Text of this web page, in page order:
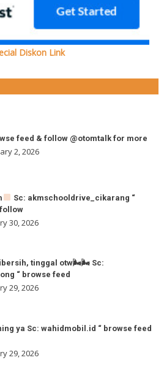
Diskon Link
feed & follow @otomtalk for more
2, 2026
Sc: akmschooldrive_cikarang “
30, 2026
tinggal otw🌬🌬 Sc:
“ browse feed
29, 2026
ya Sc: wahidmobil.id “ browse feed
29, 2026